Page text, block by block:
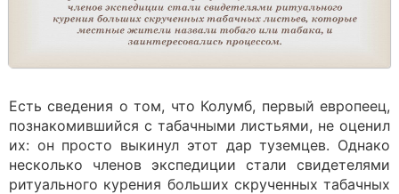
Есть сведения о том, что Колумб, первый европеец,
познакомившийся с табачными листьями, не оценил
их: он просто выкинул этот дар туземцев. Однако
несколько членов экспедиции стали свидетелями
ритуального курения больших скрученных табачных